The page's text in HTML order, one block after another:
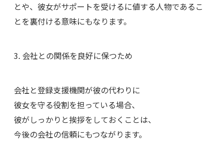
とや、彼女がサポートを受けるに値する人物であるこ
とを裏付ける意味にもなります。
3. 会社との関係を良好に保つため
会社と登録支援機関が彼の代わりに
彼女を守る役割を担っている場合、
彼がしっかりと挨拶をしておくことは、
今後の会社の信頼にもつながります。